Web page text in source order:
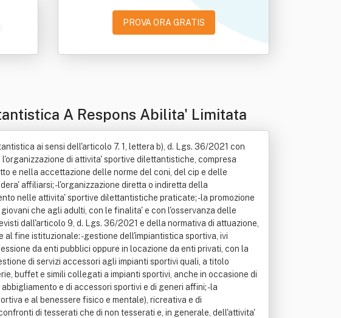
PROVA ORA GRATIS
A Respons Abilita' Limitata
ai sensi dell'articolo 7. 1, lettera b), d. Lgs. 36/2021 con
di attivita' sportive dilettantistiche, compresa
e nella accettazione delle norme del coni, del cip e delle
affiliarsi; - l'organizzazione diretta o indiretta della
nelle attivita' sportive dilettantistiche praticate; - la promozione
che agli adulti, con le finalita' e con l'osservanza delle
dall'articolo 9, d. Lgs. 36/2021 e della normativa di attuazione,
fine istituzionale: - gestione dell'impiantistica sportiva, ivi
da enti pubblici oppure in locazione da enti privati, con la
di servizi accessori agli impianti sportivi quali, a titolo
buffet e simili collegati a impianti sportivi, anche in occasione di
e di accessori sportivi e di generi affini; - la
e al benessere fisico e mentale), ricreativa e di
di tesserati che di non tesserati e, in generale, dell'attivita'